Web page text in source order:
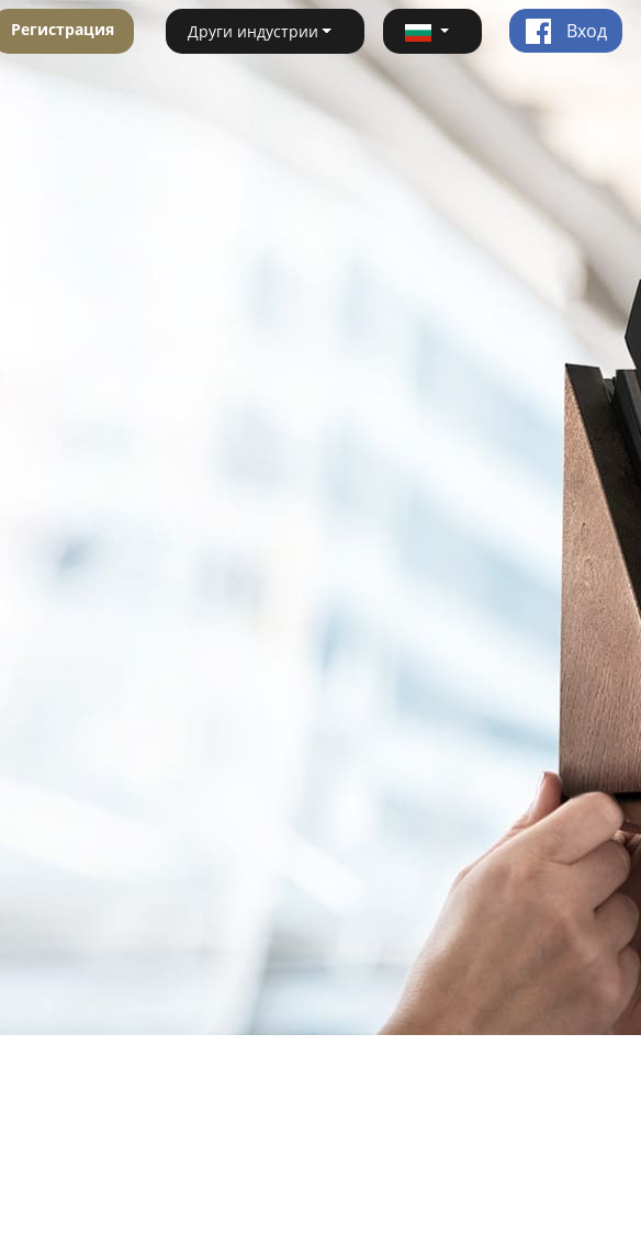
Регистрация Други индустрии Вход